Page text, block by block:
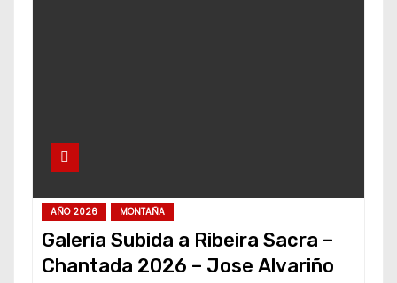
AÑO 2026 MONTAÑA
Galeria Subida a Ribeira Sacra –
Chantada 2026 – Jose Alvariño